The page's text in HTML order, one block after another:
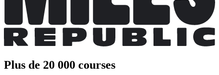
Plus de 20 000 courses